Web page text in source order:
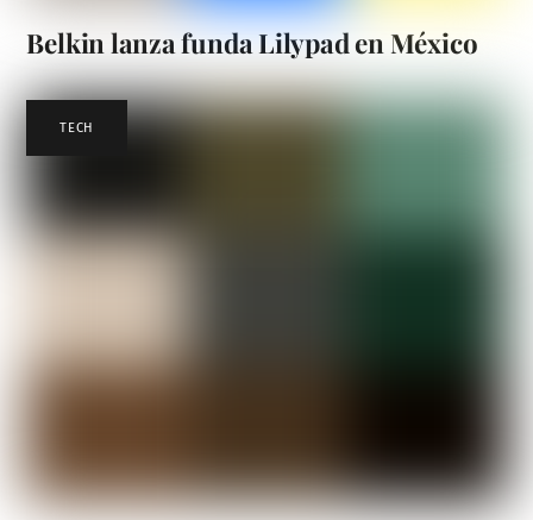
Belkin lanza funda Lilypad en México
TECH